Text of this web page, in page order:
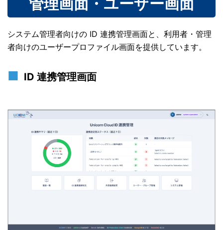
システム管理者向けの ID 連携管理画面と、利用者・管理
者向けのユーザープロファイル画面を提供しています。
ID 連携管理画面